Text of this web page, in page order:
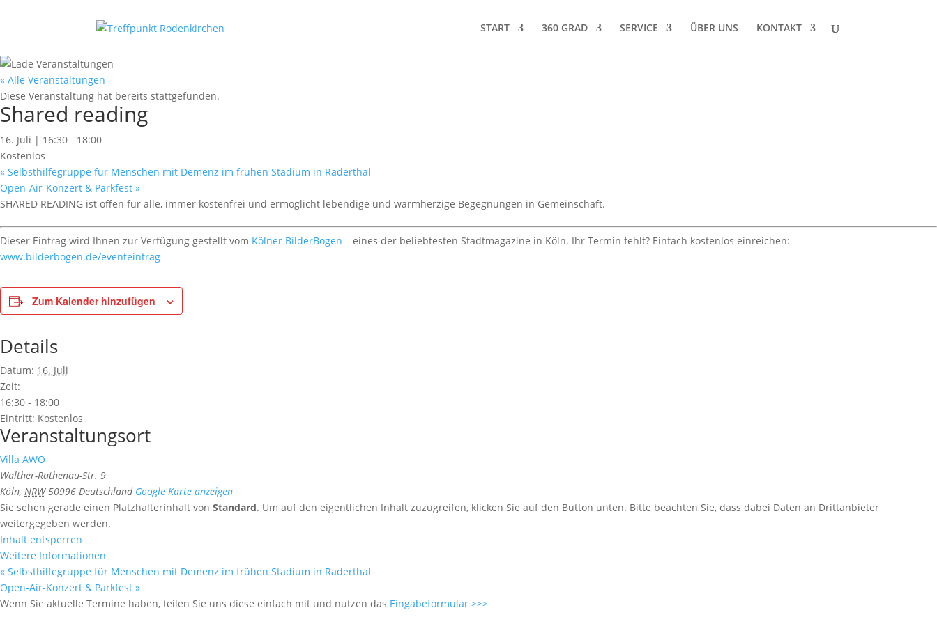
START 360 GRAD SERVICE ÜBER UNS KONTAKT
« Alle Veranstaltungen
Diese Veranstaltung hat bereits stattgefunden.
Shared reading
16. Juli | 16:30 - 18:00
Kostenlos
« Selbsthilfegruppe für Menschen mit Demenz im frühen Stadium in Raderthal
Open-Air-Konzert & Parkfest »
SHARED READING ist offen für alle, immer kostenfrei und ermöglicht lebendige und warmherzige Begegnungen in Gemeinschaft.
Dieser Eintrag wird Ihnen zur Verfügung gestellt vom Kölner BilderBogen – eines der beliebtesten Stadtmagazine in Köln. Ihr Termin fehlt? Einfach kostenlos einreichen:
www.bilderbogen.de/eventeintrag
Zum Kalender hinzufügen
Details
Datum: 16. Juli
Zeit:
16:30 - 18:00
Eintritt: Kostenlos
Veranstaltungsort
Villa AWO
Walther-Rathenau-Str. 9
Köln, NRW 50996 Deutschland Google Karte anzeigen
Sie sehen gerade einen Platzhalterinhalt von Standard. Um auf den eigentlichen Inhalt zuzugreifen, klicken Sie auf den Button unten. Bitte beachten Sie, dass dabei Daten an Drittanbieter
weitergegeben werden.
Inhalt entsperren
Weitere Informationen
« Selbsthilfegruppe für Menschen mit Demenz im frühen Stadium in Raderthal
Open-Air-Konzert & Parkfest »
Wenn Sie aktuelle Termine haben, teilen Sie uns diese einfach mit und nutzen das Eingabeformular >>>